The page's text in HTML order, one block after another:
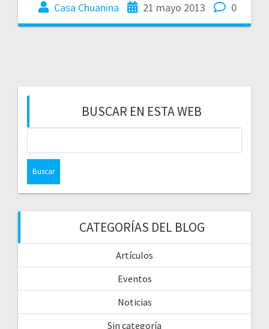
Casa Chuanina 21 mayo 2013 0
BUSCAR EN ESTA WEB
CATEGORÍAS DEL BLOG
Artículos
Eventos
Noticias
Sin categoría